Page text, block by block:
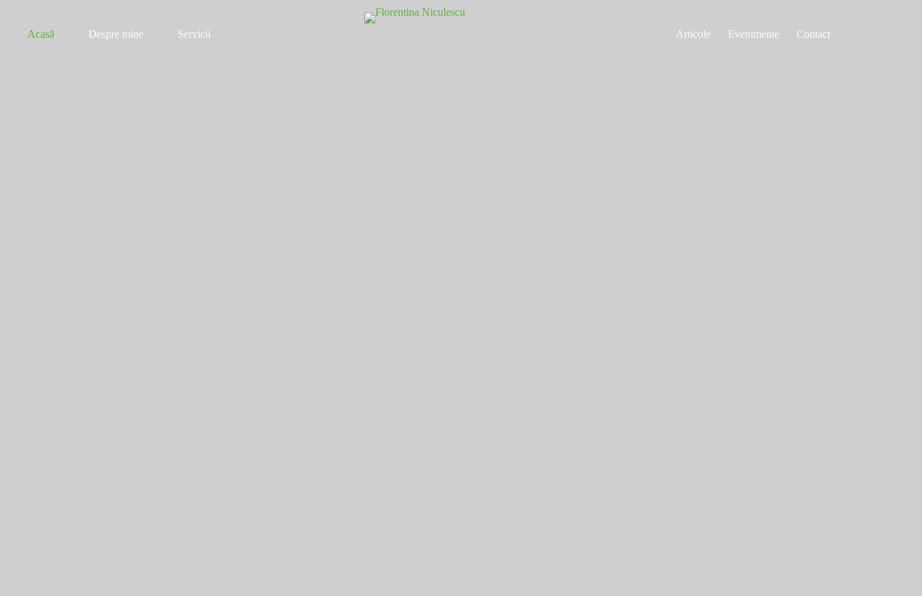
conținutAcasă Despre mine Servicii Articole Evenimente Contact